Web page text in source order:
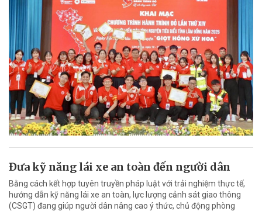
Đưa kỹ năng lái xe an toàn đến người dân
Bằng cách kết hợp tuyên truyền pháp luật với trải nghiệm thực tế,
hướng dẫn kỹ năng lái xe an toàn, lực lượng cảnh sát giao thông
(CSGT) đang giúp người dân nâng cao ý thức, chủ động phòng